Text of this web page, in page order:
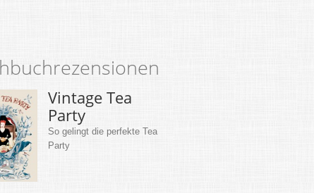
Vintage Tea
Party
So gelingt die perfekte Tea
Party